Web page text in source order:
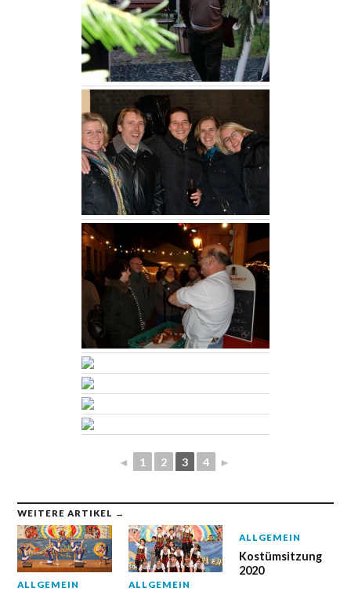
◄ 1 2 3 4 ►
WEITERE ARTIKEL →
ALLGEMEIN ALLGEMEIN
ALLGEMEIN
Kostümsitzung
2020